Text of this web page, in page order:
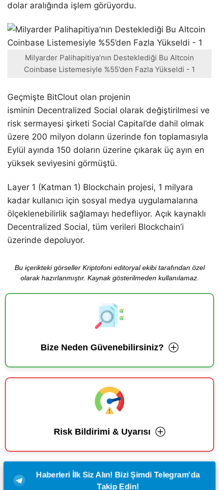
dolar aralığında işlem görüyordu.
Milyarder Palihapitiya’nın Desteklediği Bu Altcoin
Coinbase Listemesiyle %55’den Fazla Yükseldi - 1
Geçmişte BitClout olan projenin
isminin Decentralized Social olarak değiştirilmesi ve
risk sermayesi şirketi Social Capital’de dahil olmak
üzere 200 milyon doların üzerinde fon toplamasıyla
Eylül ayında 150 doların üzerine çıkarak üç ayın en
yüksek seviyesini görmüştü.
Layer 1 (Katman 1) Blockchain projesi, 1 milyara
kadar kullanıcı için sosyal medya uygulamalarına
ölçeklenebilirlik sağlamayı hedefliyor. Açık kaynaklı
Decentralized Social, tüm verileri Blockchain’i
üzerinde depoluyor.
Bu içerikteki görseller Kriptofoni editoryal ekibi tarafından özel
olarak hazırlanmıştır. Kaynak gösterilmeden kullanılamaz.
Bize Neden Güvenebilirsiniz?
Risk Bildirimi & Uyarısı
Haberleri İlk Siz Alın! Bizi Şimdi Telegram'da
Takip Edin!